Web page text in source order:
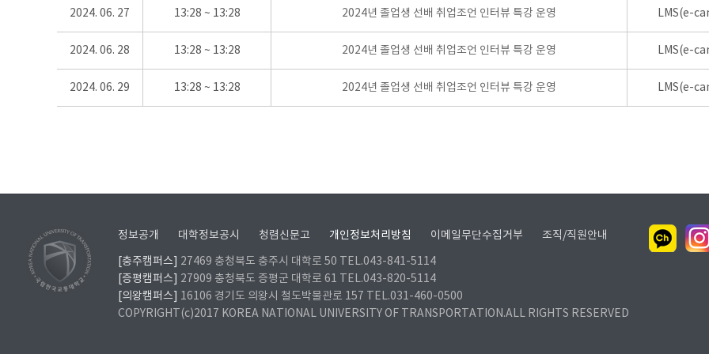
2024. 06. 27 13:28 ~ 13:28 2024년 졸업생 선배 취업조언 인터뷰 특강 운영 LMS(e-
2024. 06. 28 13:28 ~ 13:28 2024년 졸업생 선배 취업조언 인터뷰 특강 운영 LMS(e-
2024. 06. 29 13:28 ~ 13:28 2024년 졸업생 선배 취업조언 인터뷰 특강 운영 LMS(e-
정보공개 대학정보공시 청렴신문고 개인정보처리방침 이메일무단수집거부 조직/직원안내
[충주캠퍼스]
27469 충청북도 충주시 대학로 50 TEL.043-841-5114
[증평캠퍼스]
27909 충청북도 증평군 대학로 61 TEL.043-820-5114
[의왕캠퍼스]
16106 경기도 의왕시 철도박물관로 157 TEL.031-460-0500
COPYRIGHT(c)2017 KOREA NATIONAL UNIVERSITY OF TRANSPORTATION.ALL RIGHTS RESERVED